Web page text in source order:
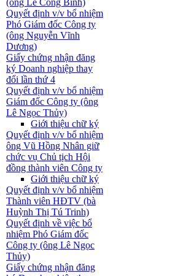
(ông Lê Công Bình)
Quyết định v/v bổ nhiệm
Phó Giám đốc Công ty
(ông Nguyễn Vĩnh
Dương)
Giấy chứng nhận đăng
ký Doanh nghiệp thay
đổi lần thứ 4
Quyết định v/v bổ nhiệm
Giám đốc Công ty (ông
Lê Ngọc Thủy)
Giới thiệu chữ ký
Quyết định v/v bổ nhiệm
ông Vũ Hồng Nhân giữ
chức vụ Chủ tịch Hội
đồng thành viên Công ty
Giới thiệu chữ ký
Quyết định v/v bổ nhiệm
Thành viên HĐTV (bà
Huỳnh Thị Tú Trinh)
Quyết định về việc bổ
nhiệm Phó Giám đốc
Công ty (ông Lê Ngọc
Thủy)
Giấy chứng nhận đăng